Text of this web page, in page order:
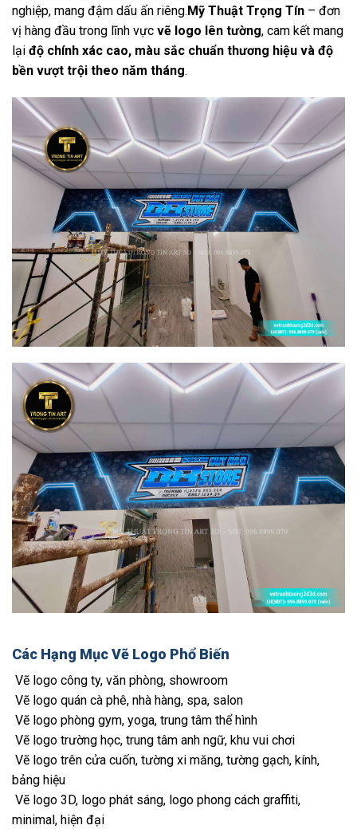
nghiệp, mang đậm dấu ấn riêng.Mỹ Thuật Trọng Tín – đơn
vị hàng đầu trong lĩnh vực vẽ logo lên tường, cam kết mang
lại độ chính xác cao, màu sắc chuẩn thương hiệu và độ
bền vượt trội theo năm tháng.
Các Hạng Mục Vẽ Logo Phổ Biến
Vẽ logo công ty, văn phòng, showroom
Vẽ logo quán cà phê, nhà hàng, spa, salon
Vẽ logo phòng gym, yoga, trung tâm thể hình
Vẽ logo trường học, trung tâm anh ngữ, khu vui chơi
Vẽ logo trên cửa cuốn, tường xi măng, tường gạch, kính,
bảng hiệu
Vẽ logo 3D, logo phát sáng, logo phong cách graffiti,
minimal, hiện đại